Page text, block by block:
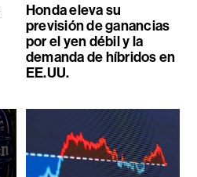
Honda eleva su
previsión de ganancias
por el yen débil y la
demanda de híbridos en
EE.UU.